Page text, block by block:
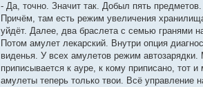
- Да, точно. Значит так. Добыл пять
Причём, там есть режим увеличения
уйдёт. Далее, два браслета с семью гранями
Потом амулет лекарский. Внутри опция
виденья. У всех амулетов режим
приписывается к ауре, к кому приписано, тот
амулеты теперь только твои. Всё управление